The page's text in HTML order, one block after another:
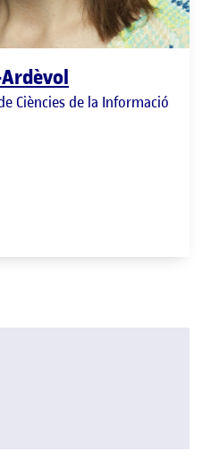
Ciències de la Informació